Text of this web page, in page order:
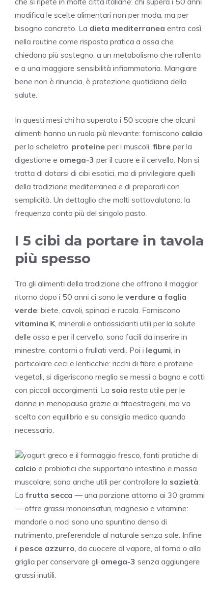
modifica le scelte alimentari non per moda, ma per
bisogno concreto. La dieta mediterranea entra così
nella routine come risposta pratica a ossa che
chiedono più sostegno, a un metabolismo che rallenta
e a una maggiore sensibilità infiammatoria. Mangiare
bene non è rinuncia, è protezione quotidiana della
salute.
In questi mesi chi ha superato i 50 scopre che alcuni
alimenti hanno un ruolo più rilevante: forniscono calcio
per lo scheletro, proteine per i muscoli, fibre per la
digestione e omega-3 per il cuore e il cervello. Non si
tratta di dotarsi di cibi esotici, ma di privilegiare quelli
della tradizione mediterranea e di prepararli con
semplicità. Un dettaglio che molti sottovalutano: la
frequenza conta più del singolo pasto.
I 5 cibi da portare in tavola
più spesso
Tra gli alimenti della tradizione che offrono il maggior
ritorno dopo i 50 anni ci sono le verdure a foglia
verde: biete, cavoli, spinaci e rucola. Forniscono
vitamina K, minerali e antiossidanti utili per la salute
delle ossa e per il cervello; sono facili da inserire in
minestre, contorni o frullati verdi. Poi i legumi, in
particolare ceci e lenticchie: ricchi di fibre e proteine
vegetali, si digeriscono meglio se messi a bagno e cotti
con piccoli accorgimenti. La soia resta utile per le
donne in menopausa grazie ai fitoestrogeni, ma va
scelta con equilibrio e su consiglio medico quando
necessario.
yogurt greco e il formaggio fresco, fonti pratiche di
calcio e probiotici che supportano intestino e massa
muscolare; sono anche utili per controllare la sazietà.
La frutta secca — una porzione attorno ai 30 grammi
— offre grassi monoinsaturi, magnesio e vitamine:
mandorle o noci sono uno spuntino denso di
nutrimento, preferendole al naturale senza sale. Infine
il pesce azzurro, da cuocere al vapore, al forno o alla
griglia per conservare gli omega-3 senza aggiungere
grassi inutili.